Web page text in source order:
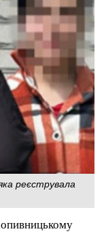
реєструвала